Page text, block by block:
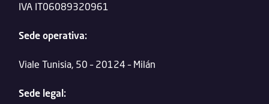
IVA IT06089320961
Sede operativa:
Viale Tunisia, 50 – 20124 – Milán
Sede legal: